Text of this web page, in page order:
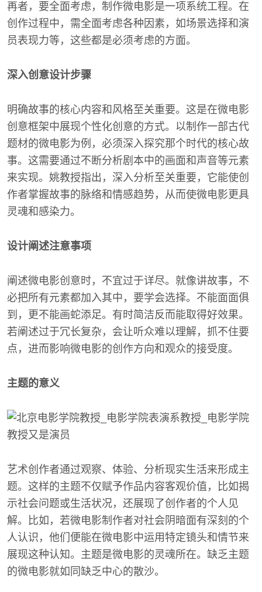
再者，要全面考虑，制作微电影是一项系统工程。在
创作过程中，需全面考虑各种因素，如场景选择和演
员表现力等，这些都是必须考虑的方面。
深入创意设计步骤
明确故事的核心内容和风格至关重要。这是在微电影
创意框架中展现个性化创意的方式。以制作一部古代
题材的微电影为例，必须深入探究那个时代的核心故
事。这需要通过不断分析剧本中的画面和声音等元素
来实现。姚教授指出，深入分析至关重要，它能使创
作者掌握故事的脉络和情感趋势，从而使微电影更具
灵魂和感染力。
设计阐述注意事项
阐述微电影创意时，不宜过于详尽。就像讲故事，不
必把所有元素都加入其中，要学会选择。不能面面俱
到，更不能画蛇添足。有时简洁反而能取得好效果。
若阐述过于冗长复杂，会让听众难以理解，抓不住要
点，进而影响微电影的创作方向和观众的接受度。
主题的意义
艺术创作者通过观察、体验、分析现实生活来形成主
题。这样的主题不仅赋予作品内容客观价值，比如揭
示社会问题或生活状况，还展现了创作者的个人见
解。比如，若微电影制作者对社会阴暗面有深刻的个
人认识，他们便能在微电影中运用特定镜头和情节来
展现这种认知。主题是微电影的灵魂所在。缺乏主题
的微电影就如同缺乏中心的散沙。